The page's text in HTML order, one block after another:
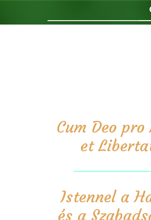
Cum Deo
et
Istennel a
és a